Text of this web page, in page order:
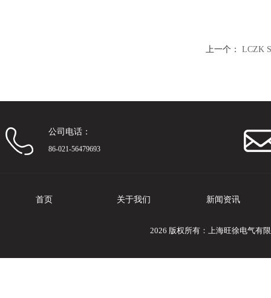
上一个： LCZK
公司电话：
86-021-56479693
首页 关于我们 新闻资讯
2026 版权所有：上海旺徐电气有